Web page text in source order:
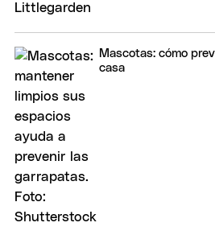
Mascotas: cómo
casa